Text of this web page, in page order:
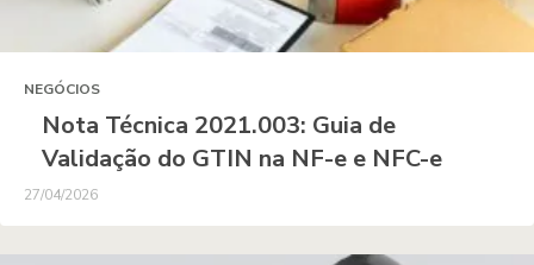
NEGÓCIOS
Nota Técnica 2021.003: Guia de
Validação do GTIN na NF-e e NFC-e
27/04/2026